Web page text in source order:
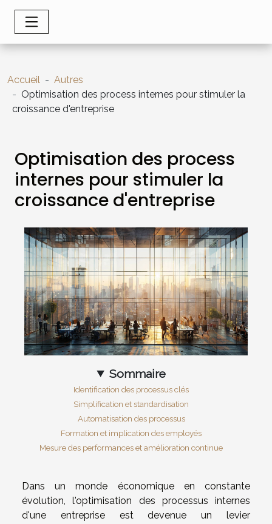
Accueil
Autres
Optimisation des process internes pour stimuler la
croissance d'entreprise
Optimisation des process
internes pour stimuler la
croissance d'entreprise
Sommaire
Identification des processus clés
Simplification et standardisation
Automatisation des processus
Formation et implication des employés
Mesure des performances et amélioration continue
Dans un monde économique en constante
évolution, l'optimisation des processus internes
d'une entreprise est devenue un levier